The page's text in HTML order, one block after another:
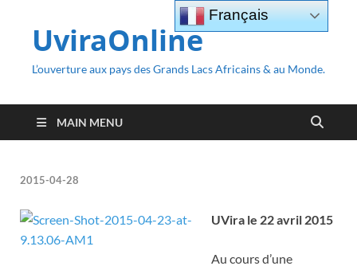
UviraOnline
L’ouverture aux pays des Grands Lacs Africains & au Monde.
MAIN MENU
2015-04-28
UVira le 22 avril 2015
Au cours d’une
Français